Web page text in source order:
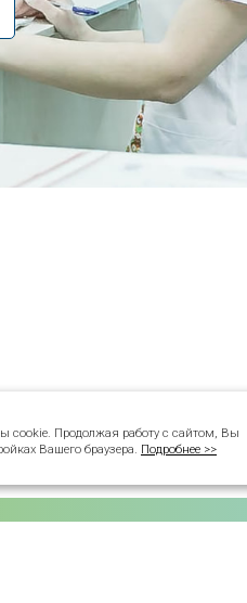
cookie. Продолжая работу с сайтом, Вы
Вашего браузера. Подробнее >>